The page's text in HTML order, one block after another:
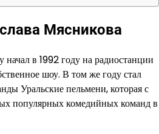
Мясникова
в 1992 году на радиостанции
шоу. В том же году стал
Уральские пельмени, которая с
популярных комедийных команд в